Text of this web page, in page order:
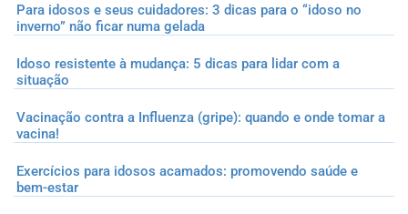
Para idosos e seus cuidadores: 3 dicas para o “idoso no
inverno” não ficar numa gelada
Idoso resistente à mudança: 5 dicas para lidar com a
situação
Vacinação contra a Influenza (gripe): quando e onde tomar a
vacina!
Exercícios para idosos acamados: promovendo saúde e
bem-estar